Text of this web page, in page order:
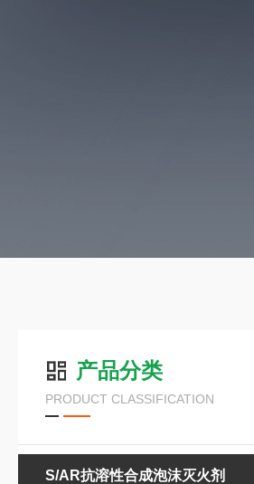
产品分类
PRODUCT CLASSIFICATION
S/AR抗溶性合成泡沫灭火剂